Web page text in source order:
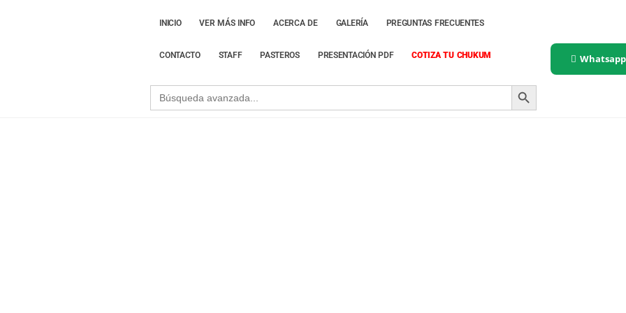
INICIO VER MÁS INFO ACERCA DE GALERÍA PREGUNTAS FRECUENTES
CONTACTO STAFF PASTEROS PRESENTACIÓN PDF COTIZA TU CHUKUM
Search
for:
SEARCH BUTTON
Whatsapp